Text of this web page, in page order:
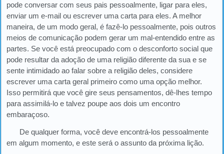
pode conversar com seus pais pessoalmente, ligar para eles,
enviar um e-mail ou escrever uma carta para eles. A melhor
maneira, de um modo geral, é fazê-lo pessoalmente, pois outros
meios de comunicação podem gerar um mal-entendido entre as
partes. Se você está preocupado com o desconforto social que
pode resultar da adoção de uma religião diferente da sua e se
sente intimidado ao falar sobre a religião deles, considere
escrever uma carta geral primeiro como uma opção melhor.
Isso permitirá que você gire seus pensamentos, dê-lhes tempo
para assimilá-lo e talvez poupe aos dois um encontro
embaraçoso.
De qualquer forma, você deve encontrá-los pessoalmente
em algum momento, e este será o assunto da próxima lição.